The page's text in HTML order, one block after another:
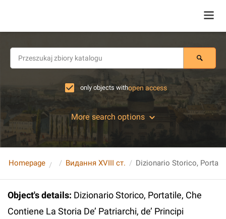
only objects withopen access
More search options
Homepage Видання XVIII ст.
Object's details: Dizionario Storico, Portatile, Che
Contiene La Storia De’ Patriarchi, de’ Principi